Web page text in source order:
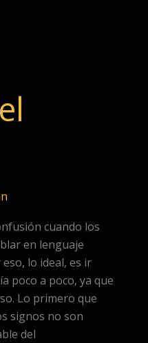
cuando los
en lenguaje
lo ideal, es ir
poco a poco, ya que
Lo primero que
signos no son
del